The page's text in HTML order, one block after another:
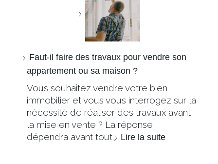
Faut-il faire des travaux pour vendre son
appartement ou sa maison ?
Vous souhaitez vendre votre bien
immobilier et vous vous interrogez sur la
nécessité de réaliser des travaux avant
la mise en vente ? La réponse
dépendra avant tout… Lire la suite